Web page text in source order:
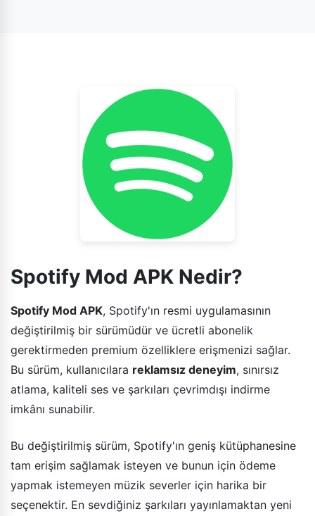
Spotify Mod APK Nedir?
Spotify Mod APK, Spotify'ın resmi uygulamasının
değiştirilmiş bir sürümüdür ve ücretli abonelik
gerektirmeden premium özelliklere erişmenizi sağlar.
Bu sürüm, kullanıcılara reklamsız deneyim, sınırsız
atlama, kaliteli ses ve şarkıları çevrimdışı indirme
imkânı sunabilir.
Bu değiştirilmiş sürüm, Spotify'ın geniş kütüphanesine
tam erişim sağlamak isteyen ve bunun için ödeme
yapmak istemeyen müzik severler için harika bir
seçenektir. En sevdiğiniz şarkıları yayınlamaktan yeni